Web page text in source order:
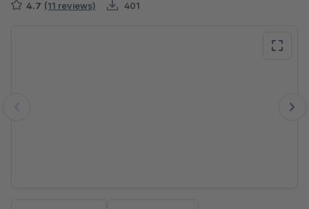
4.7 (11 reviews) 401